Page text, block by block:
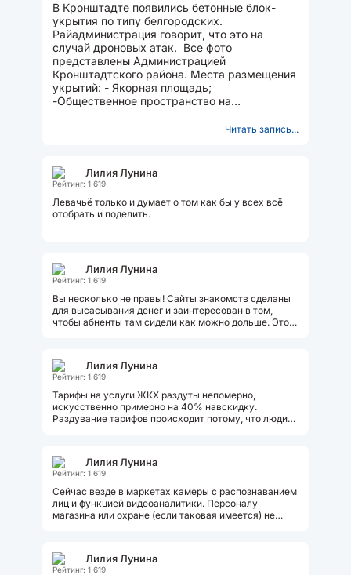
В Кронштадте появились бетонные блок-
укрытия по типу белгородских.
Райадминистрация говорит, что это на
случай дроновых атак. Все фото
представлены Администрацией
Кронштадтского района. Места размещения
укрытий: - Якорная площадь;
-Общественное пространство на
микрорайоне; - улица Зосимова, 8...Читать запись...
Лилия Лунина
Рейтинг: 1 619
Левачьё только и думает о том как бы у всех всё
отобрать и поделить.
Лилия Лунина
Рейтинг: 1 619
Вы несколько не правы! Сайты знакомств сделаны
для высасывания денег и заинтересован в том,
чтобы абненты там сидели как можно дольше. Это
Лилия Лунина
Рейтинг: 1 619
Тарифы на услуги ЖКХ раздуты непомерно,
искусственно примерно на 40% навскидку.
Раздувание тарифов происходит потому, что люди
Лилия Лунина
Рейтинг: 1 619
Сейчас везде в маркетах камеры с распознаванием
лиц и функцией видеоаналитики. Персоналу
магазина или охране (если таковая имеется) не
Лилия Лунина
Рейтинг: 1 619